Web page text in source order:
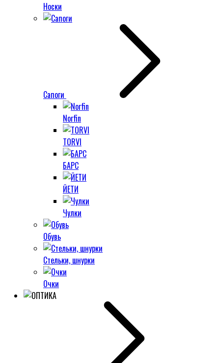
Носки
Сапоги
Norfin
TORVI
БАРС
ЙЕТИ
Чулки
Обувь
Стельки, шнурки
Очки